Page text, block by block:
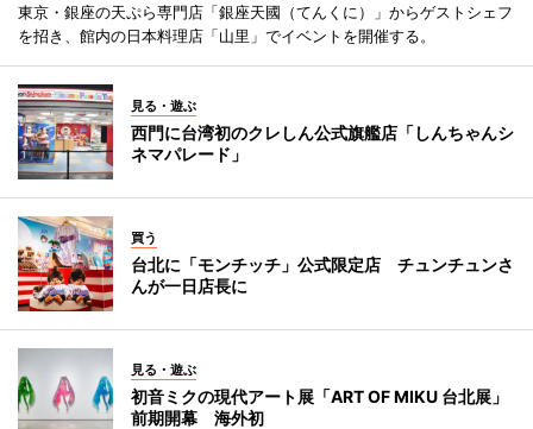
東京・銀座の天ぷら専門店「銀座天國（てんくに）」からゲストシェフ
を招き、館内の日本料理店「山里」でイベントを開催する。
見る・遊ぶ
西門に台湾初のクレしん公式旗艦店「しんちゃんシ
ネマパレード」
買う
台北に「モンチッチ」公式限定店 チュンチュンさ
んが一日店長に
見る・遊ぶ
初音ミクの現代アート展「ART OF MIKU 台北展」
前期開幕 海外初